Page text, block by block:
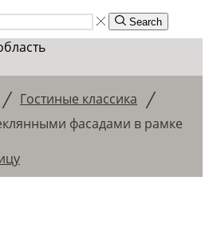
Search
/ Гостиные классика /
фасадами в рамке